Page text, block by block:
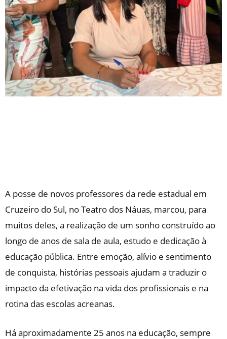
A posse de novos professores da rede estadual em
Cruzeiro do Sul, no Teatro dos Náuas, marcou, para
muitos deles, a realização de um sonho construído ao
longo de anos de sala de aula, estudo e dedicação à
educação pública. Entre emoção, alívio e sentimento
de conquista, histórias pessoais ajudam a traduzir o
impacto da efetivação na vida dos profissionais e na
rotina das escolas acreanas.
Há aproximadamente 25 anos na educação, sempre